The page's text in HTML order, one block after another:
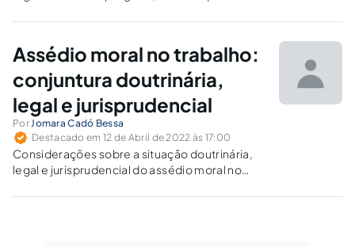
hierarquia, pode ser considerada assédio.
assediador são responsabilizados.
Assédio moral no trabalho:
conjuntura doutrinária,
legal e jurisprudencial
PorJomara Cadó Bessa
Destacado em 12 de Abril de 2022 às 17:00
Considerações sobre a situação doutrinária,
legal e jurisprudencial do assédio moral no
pretendem regulamentar a matéria.